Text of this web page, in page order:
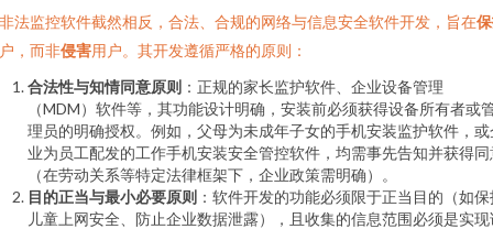
法监控软件截然相反，合法、合规的网络与信息安全软件开发，旨在
，而非侵害用户。其开发遵循严格的原则：
合法性与知情同意原则 ：正规的家长监护软件、企业设备管理
（MDM）软件等，其功能设计明确，安装前必须获得设备所有者或
理员的明确授权。例如，父母为未成年子女的手机安装监护软件，或
业为员工配发的工作手机安装安全管控软件，均需事先告知并获得同
（在劳动关系等特定法律框架下，企业政策需明确）。
目的正当与最小必要原则 ：软件开发的功能必须限于正当目的（如
儿童上网安全、防止企业数据泄露），且收集的信息范围必须是实现